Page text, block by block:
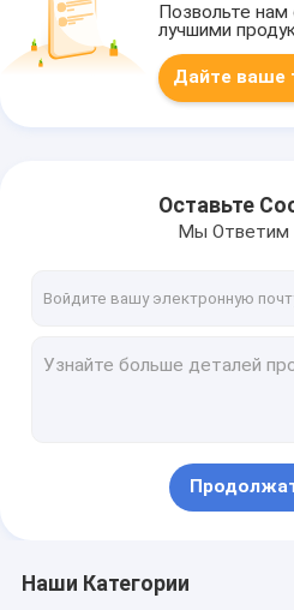
Позвольте нам
лучшими
Дайте ваше
Оставьте
Мы Ответим
Наши Категории